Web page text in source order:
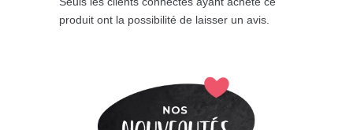
produit ont la possibilité de laisser un avis.